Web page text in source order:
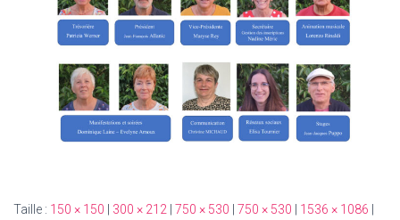
Taille : 150 × 150 | 300 × 212 | 750 × 530 | 750 × 530 | 1536 × 1086 |